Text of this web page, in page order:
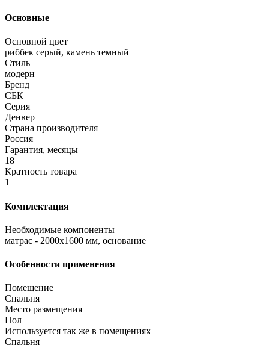
Основные
Основной цвет
риббек серый, камень темный
Стиль
модерн
Бренд
СБК
Серия
Денвер
Страна производителя
Россия
Гарантия, месяцы
18
Кратность товара
1
Комплектация
Необходимые компоненты
матрас - 2000x1600 мм, основание
Особенности применения
Помещение
Спальня
Место размещения
Пол
Используется так же в помещениях
Спальня